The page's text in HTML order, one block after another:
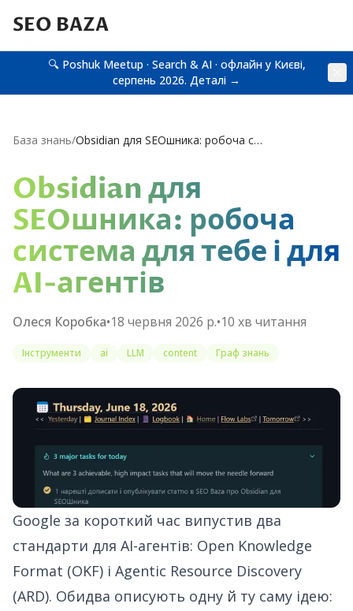
SEO BAZA
🔍 Poshuk Meetup · Search & AI · офлайн у Києві,
серпень 2026. Деталі →
База знань/ Obsidian для SEOшника: робоча система для тебе і для AI-агентів (яку Google щойно зробив стандартом)
Obsidian для
SEOшника: робоча
система для тебе і для
AI-агентів
Олеся Коробка•18 червня 2026 р.•10 хв читання
Інструменти ai LLM content Граф знань
Google за короткий час випустив два
стандарти для AI-агентів: Open Knowledge
Format (OKF) і Agentic Resource Discovery
(ARD). Обидва описують одну й ту саму ідею: